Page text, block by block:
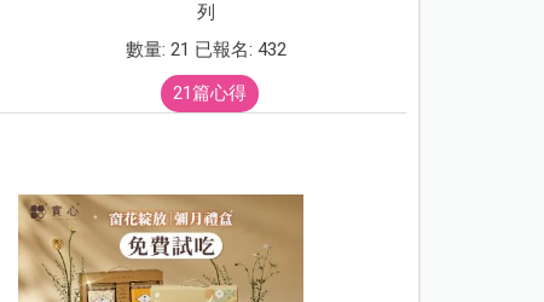
列
數量: 21 已報名: 432
21篇心得